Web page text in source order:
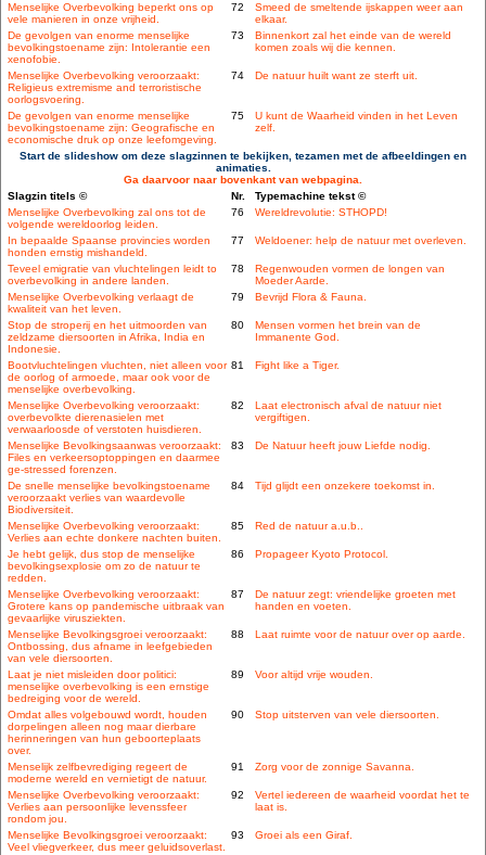
Menselijke Overbevolking beperkt ons op
vele manieren in onze vrijheid.
72
Smeed de smeltende ijskappen weer aan
elkaar.
De gevolgen van enorme menselijke
bevolkingstoename zijn: Intolerantie een
xenofobie.
73
Binnenkort zal het einde van de wereld
komen zoals wij die kennen.
Menselijke Overbevolking veroorzaakt:
Religieus extremisme and terroristische
oorlogsvoering.
74 De natuur huilt want ze sterft uit.
De gevolgen van enorme menselijke
bevolkingstoename zijn: Geografische en
economische druk op onze leefomgeving.
75
U kunt de Waarheid vinden in het Leven
zelf.
Start de slideshow om deze slagzinnen te bekijken, tezamen met de afbeeldingen en
animaties.
Ga daarvoor naar bovenkant van webpagina.
Slagzin titels ©
Nr.
Typemachine tekst ©
Menselijke Overbevolking zal ons tot de
volgende wereldoorlog leiden.
76 Wereldrevolutie: STHOPD!
In bepaalde Spaanse provincies worden
honden ernstig mishandeld.
77 Weldoener: help de natuur met overleven.
Teveel emigratie van vluchtelingen leidt to
overbevolking in andere landen.
78
Regenwouden vormen de longen van
Moeder Aarde.
Menselijke Overbevolking verlaagt de
kwaliteit van het leven.
79 Bevrijd Flora & Fauna.
Stop de stroperij en het uitmoorden van
zeldzame diersoorten in Afrika, India en
Indonesie.
80
Mensen vormen het brein van de
Immanente God.
Bootvluchtelingen vluchten, niet alleen voor
de oorlog of armoede, maar ook voor de
menselijke overbevolking.
81 Fight like a Tiger.
Menselijke Overbevolking veroorzaakt:
overbevolkte dierenasielen met
verwaarloosde of verstoten huisdieren.
82
Laat electronisch afval de natuur niet
vergiftigen.
Menselijke Bevolkingsaanwas veroorzaakt:
Files en verkeersoptoppingen en daarmee
ge-stressed forenzen.
83 De Natuur heeft jouw Liefde nodig.
De snelle menselijke bevolkingstoename
veroorzaakt verlies van waardevolle
Biodiversiteit.
84 Tijd glijdt een onzekere toekomst in.
Menselijke Overbevolking veroorzaakt:
Verlies aan echte donkere nachten buiten.
85 Red de natuur a.u.b..
Je hebt gelijk, dus stop de menselijke
bevolkingsexplosie om zo de natuur te
redden.
86 Propageer Kyoto Protocol.
Menselijke Overbevolking veroorzaakt:
Grotere kans op pandemische uitbraak van
gevaarlijke virusziekten.
87
De natuur zegt: vriendelijke groeten met
handen en voeten.
Menselijke Bevolkingsgroei veroorzaakt:
Ontbossing, dus afname in leefgebieden
van vele diersoorten.
88 Laat ruimte voor de natuur over op aarde.
Laat je niet misleiden door politici:
menselijke overbevolking is een ernstige
bedreiging voor de wereld.
89 Voor altijd vrije wouden.
Omdat alles volgebouwd wordt, houden
dorpelingen alleen nog maar dierbare
herinneringen van hun geboorteplaats
over.
90 Stop uitsterven van vele diersoorten.
Menselijk zelfbevrediging regeert de
moderne wereld en vernietigt de natuur.
91 Zorg voor de zonnige Savanna.
Menselijke Overbevolking veroorzaakt:
Verlies aan persoonlijke levenssfeer
rondom jou.
92
Vertel iedereen de waarheid voordat het te
laat is.
Menselijke Bevolkingsgroei veroorzaakt:
Veel vliegverkeer, dus meer geluidsoverlast.
93 Groei als een Giraf.